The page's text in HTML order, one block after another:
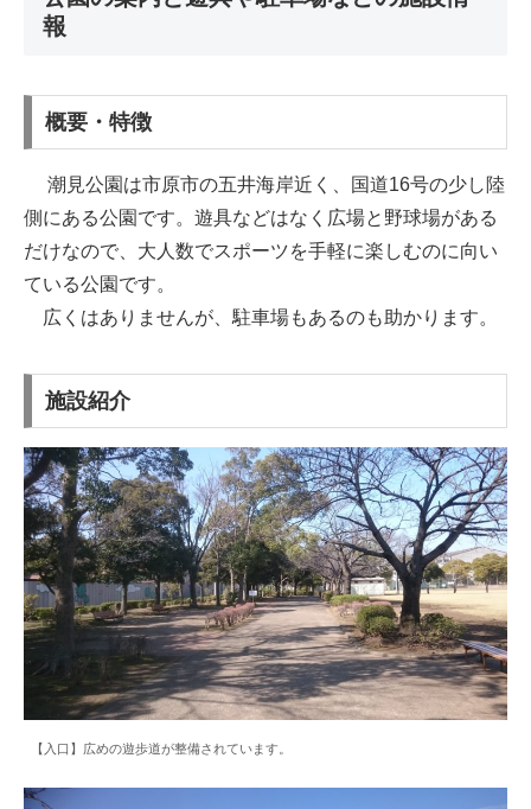
報
概要・特徴
潮見公園は市原市の五井海岸近く、国道16号の少し陸
側にある公園です。遊具などはなく広場と野球場がある
だけなので、大人数でスポーツを手軽に楽しむのに向い
ている公園です。
広くはありませんが、駐車場もあるのも助かります。
施設紹介
【入口】広めの遊歩道が整備されています。